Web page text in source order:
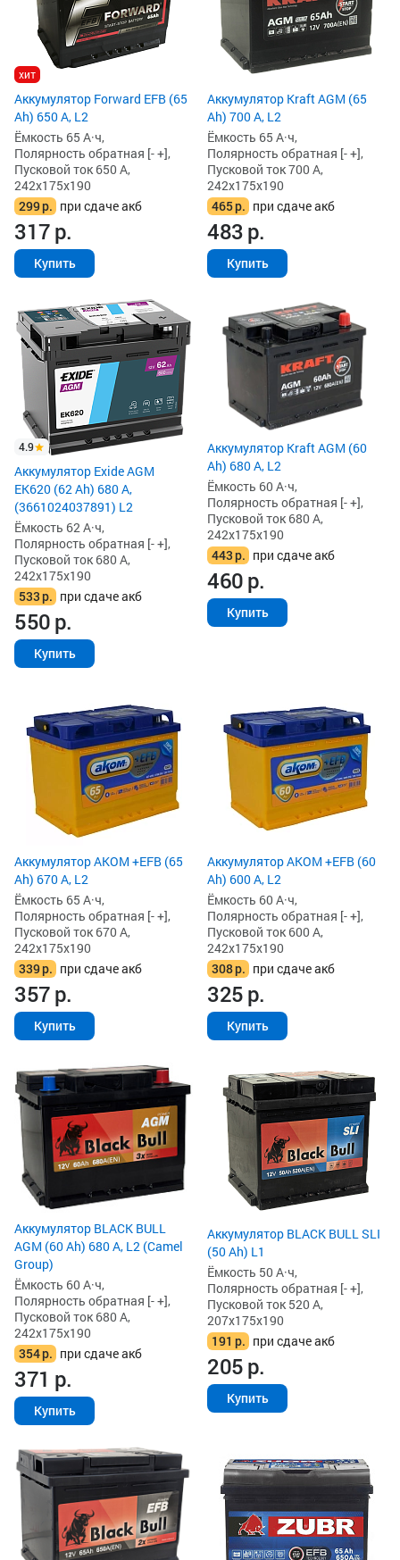
хит
Аккумулятор Forward EFB (65
Ah) 650 А, L2
Ёмкость 65 А·ч,
Полярность обратная [- +],
Пусковой ток 650 А,
242x175x190
299р. при сдаче акб
317р.
Купить
Аккумулятор Kraft AGM (65
Ah) 700 А, L2
Ёмкость 65 А·ч,
Полярность обратная [- +],
Пусковой ток 700 А,
242x175x190
465р. при сдаче акб
483р.
Купить
4.9
Аккумулятор Exide AGM
EK620 (62 Ah) 680 А,
(3661024037891) L2
Ёмкость 62 А·ч,
Полярность обратная [- +],
Пусковой ток 680 А,
242x175x190
533р. при сдаче акб
550р.
Купить
Аккумулятор Kraft AGM (60
Ah) 680 А, L2
Ёмкость 60 А·ч,
Полярность обратная [- +],
Пусковой ток 680 А,
242x175x190
443р. при сдаче акб
460р.
Купить
Аккумулятор AKOM +EFB (65
Ah) 670 А, L2
Ёмкость 65 А·ч,
Полярность обратная [- +],
Пусковой ток 670 А,
242x175x190
339р. при сдаче акб
357р.
Купить
Аккумулятор AKOM +EFB (60
Ah) 600 А, L2
Ёмкость 60 А·ч,
Полярность обратная [- +],
Пусковой ток 600 А,
242x175x190
308р. при сдаче акб
325р.
Купить
Аккумулятор BLACK BULL
AGM (60 Ah) 680 А, L2 (Camel
Group)
Ёмкость 60 А·ч,
Полярность обратная [- +],
Пусковой ток 680 А,
242x175x190
354р. при сдаче акб
371 р.
Купить
Аккумулятор BLACK BULL SLI
(50 Ah) L1
Ёмкость 50 А·ч,
Полярность обратная [- +],
Пусковой ток 520 А,
207x175x190
191 р. при сдаче акб
205р.
Купить